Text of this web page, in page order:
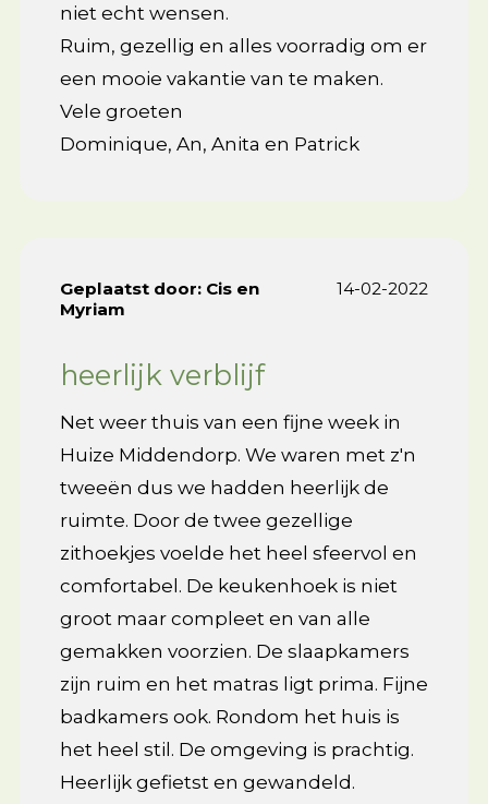
niet echt wensen.
Ruim, gezellig en alles voorradig om er
een mooie vakantie van te maken.
Vele groeten
Dominique, An, Anita en Patrick
14-02-2022
Geplaatst door: Cis en
Myriam
heerlijk verblijf
Net weer thuis van een fijne week in
Huize Middendorp. We waren met z'n
tweeën dus we hadden heerlijk de
ruimte. Door de twee gezellige
zithoekjes voelde het heel sfeervol en
comfortabel. De keukenhoek is niet
groot maar compleet en van alle
gemakken voorzien. De slaapkamers
zijn ruim en het matras ligt prima. Fijne
badkamers ook. Rondom het huis is
het heel stil. De omgeving is prachtig.
Heerlijk gefietst en gewandeld.